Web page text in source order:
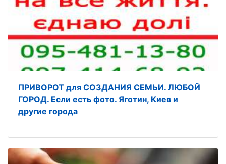
ПРИВОРОТ для СОЗДАНИЯ СЕМЬИ. ЛЮБОЙ
ГОРОД. Если есть фото. Яготин, Киев и
другие города